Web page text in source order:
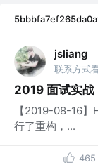
jsliang
2019 面试实战
【2019-08-16
行了重构，...
465